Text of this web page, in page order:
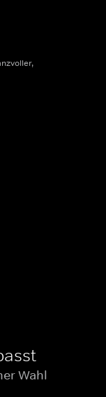
Wahl